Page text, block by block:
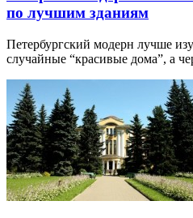
по лучшим зданиям
Петербургский модерн лучше
случайные “красивые дома”, а